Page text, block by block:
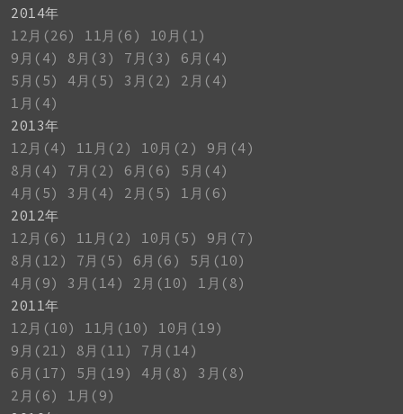
2014年
12月(26)
11月(6)
10月(1)
9月(4)
8月(3) 7月(3)
6月(4)
5月(5)
4月(5) 3月(2)
2月(4)
1月(4)
2013年
12月(4)
11月(2) 10月(2)
9月(4)
8月(4)
7月(2) 6月(6)
5月(4)
4月(5)
3月(4) 2月(5)
1月(6)
2012年
12月(6)
11月(2) 10月(5)
9月(7)
8月(12)
7月(5) 6月(6)
5月(10)
4月(9)
3月(14) 2月(10)
1月(8)
2011年
12月(10)
11月(10)
10月(19)
9月(21)
8月(11)
7月(14)
6月(17)
5月(19) 4月(8)
3月(8)
2月(6)
1月(9)